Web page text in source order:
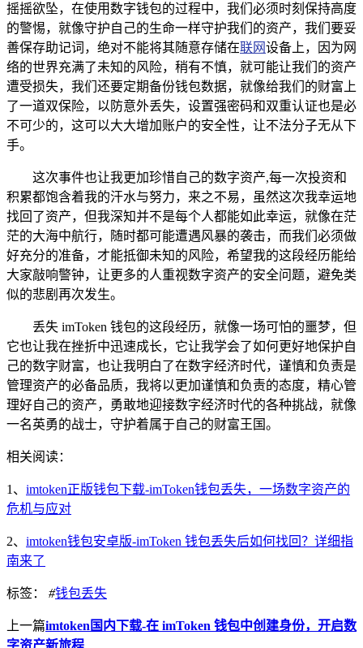
摇摇欲坠，在使用数字钱包的过程中，我们必须时刻保持高度
的警惕，就像守护自己的生命一样守护我们的资产，我们要妥
善保存助记词，绝对不能将其随意存储在联网设备上，因为网
络的世界充满了未知的风险，稍有不慎，就可能让我们的资产
遭受损失，我们还要定期备份钱包数据，就像给我们的财富上
了一道双保险，以防意外丢失，设置强密码和双重认证也是必
不可少的，这可以大大增加账户的安全性，让不法分子无从下
手。
这次事件也让我更加珍惜自己的数字资产,每一次投资和
积累都饱含着我的汗水与努力，来之不易，虽然这次我幸运地
找回了资产，但我深知并不是每个人都能如此幸运，就像在茫
茫的大海中航行，随时都可能遭遇风暴的袭击，而我们必须做
好充分的准备，才能抵御未知的风险，希望我的这段经历能给
大家敲响警钟，让更多的人重视数字资产的安全问题，避免类
似的悲剧再次发生。
丢失 imToken 钱包的这段经历，就像一场可怕的噩梦，但
它也让我在挫折中迅速成长，它让我学会了如何更好地保护自
己的数字财富，也让我明白了在数字经济时代，谨慎和负责是
管理资产的必备品质，我将以更加谨慎和负责的态度，精心管
理好自己的资产，勇敢地迎接数字经济时代的各种挑战，就像
一名英勇的战士，守护着属于自己的财富王国。
相关阅读：
1、 imtoken正版钱包下载-imToken钱包丢失，一场数字资产的
危机与应对
2、 imtoken钱包安卓版-imToken 钱包丢失后如何找回？详细指
南来了
标签： #钱包丢失
上一篇imtoken国内下载-在 imToken 钱包中创建身份，开启数
字资产新旅程